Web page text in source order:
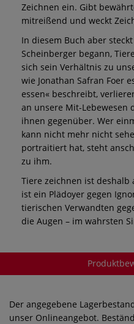
Zeichnen ein. Gibt
mitreißend und weckt
In diesem Buch aber
Scheinberger begann,
sich sein Verhältnis zu
wie Jonathan Safran Foer
essen« beschreibt,
an unsere Mit-Lebewesen
ihnen gegenüber. Wer
kann nicht mehr nicht
portraitiert hat, steht
zu ihm.
Tiere zeichnen ist deshalb
ist ein Plädoyer gegen
tierischen Verwandten
die Augen – im wahrsten
Der angegebene
unser Onlineangebot.